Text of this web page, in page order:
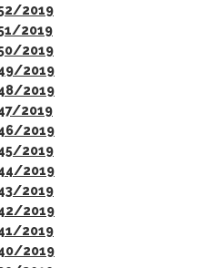
2019
2019
2019
2019
2019
2019
2019
2019
2019
2019
2019
2019
2019